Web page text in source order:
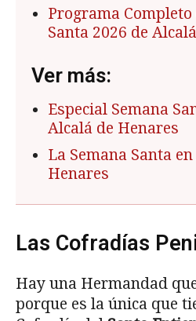
Programa Completo
Santa 2026 de
Ver más:
Especial Semana
Alcalá de Henares
La Semana Santa
Henares
Las Cofradías
Hay una Hermandad
porque es la única que